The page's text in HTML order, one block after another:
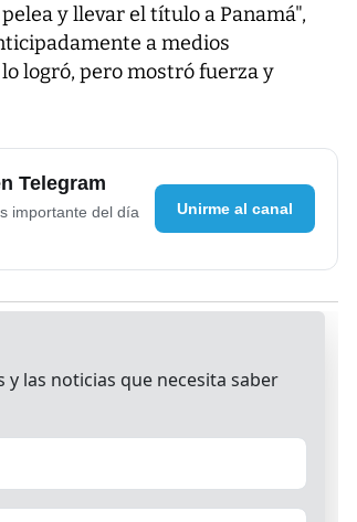
y llevar el título a Panamá",
a medios
logró, pero mostró fuerza y
Telegram
importante del día
Unirme al canal